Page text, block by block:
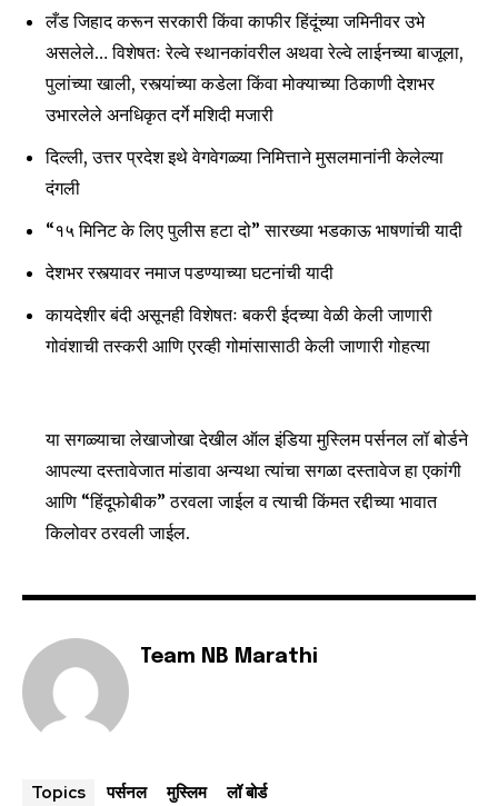
लँड जिहाद करून सरकारी किंवा काफीर हिंदूंच्या जमिनीवर उभे
असलेले… विशेषतः रेल्वे स्थानकांवरील अथवा रेल्वे लाईनच्या बाजूला,
पुलांच्या खाली, रस्त्यांच्या कडेला किंवा मोक्याच्या ठिकाणी देशभर
उभारलेले अनधिकृत दर्गे मशिदी मजारी
दिल्ली, उत्तर प्रदेश इथे वेगवेगळ्या निमित्ताने मुसलमानांनी केलेल्या
दंगली
“१५ मिनिट के लिए पुलीस हटा दो” सारख्या भडकाऊ भाषणांची यादी
देशभर रस्त्यावर नमाज पडण्याच्या घटनांची यादी
कायदेशीर बंदी असूनही विशेषतः बकरी ईदच्या वेळी केली जाणारी
गोवंशाची तस्करी आणि एरव्ही गोमांसासाठी केली जाणारी गोहत्या
या सगळ्याचा लेखाजोखा देखील ऑल इंडिया मुस्लिम पर्सनल लॉ बोर्डने
आपल्या दस्तावेजात मांडावा अन्यथा त्यांचा सगळा दस्तावेज हा एकांगी
आणि “हिंदूफोबीक” ठरवला जाईल व त्याची किंमत रद्दीच्या भावात
किलोवर ठरवली जाईल.
Team NB Marathi
Topics पर्सनल मुस्लिम लॉ बोर्ड